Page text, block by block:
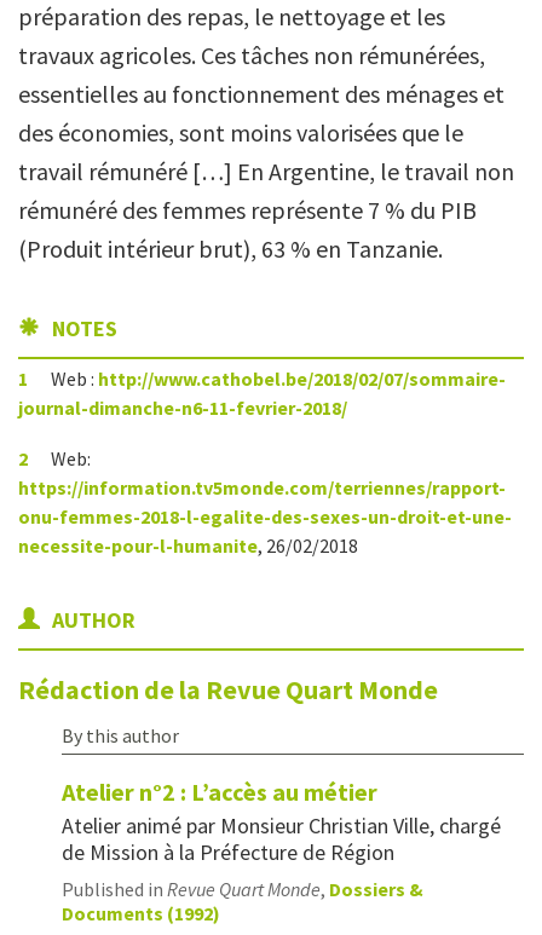
préparation des repas, le nettoyage et les
travaux agricoles. Ces tâches non rémunérées,
essentielles au fonctionnement des ménages et
des économies, sont moins valorisées que le
travail rémunéré […] En Argentine, le travail non
rémunéré des femmes représente 7 % du PIB
(Produit intérieur brut), 63 % en Tanzanie.
NOTES
1 Web : http://www.cathobel.be/2018/02/07/sommaire-
journal-dimanche-n6-11-fevrier-2018/
2
Web:
https://information.tv5monde.com/terriennes/rapport-
onu-femmes-2018-l-egalite-des-sexes-un-droit-et-une-
necessite-pour-l-humanite, 26/02/2018
AUTHOR
Rédaction de la Revue Quart Monde
By this author
Atelier n°2 : L’accès au métier
Atelier animé par Monsieur Christian Ville, chargé
de Mission à la Préfecture de Région
Published in Revue Quart Monde, Dossiers &
Documents (1992)